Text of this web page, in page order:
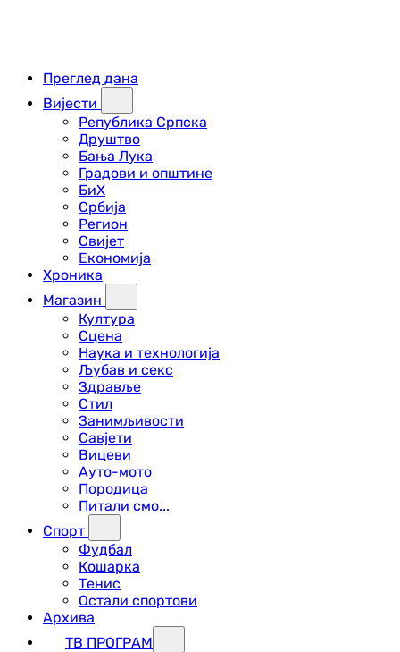
Преглед дана
Вијести
Република Српска
Друштво
Бања Лука
Градови и општине
БиХ
Србија
Регион
Свијет
Економија
Хроника
Магазин
Култура
Сцена
Наука и технологија
Љубав и секс
Здравље
Стил
Занимљивости
Савјети
Вицеви
Ауто-мото
Породица
Питали смо...
Спорт
Фудбал
Кошарка
Тенис
Остали спортови
Архива
ТВ ПРОГРАМ